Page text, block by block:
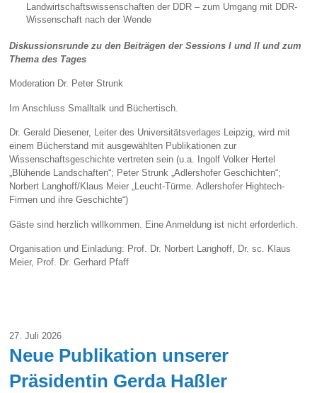
Landwirtschaftswissenschaften der DDR – zum Umgang mit DDR-
Wissenschaft nach der Wende
Diskussionsrunde zu den Beiträgen der Sessions I und II und zum
Thema des Tages
Moderation Dr. Peter Strunk
Im Anschluss Smalltalk und Büchertisch.
Dr. Gerald Diesener, Leiter des Universitätsverlages Leipzig, wird mit
einem Bücherstand mit ausgewählten Publikationen zur
Wissenschaftsgeschichte vertreten sein (u.a. Ingolf Volker Hertel
„Blühende Landschaften“; Peter Strunk „Adlershofer Geschichten“;
Norbert Langhoff/Klaus Meier „Leucht-Türme. Adlershofer Hightech-
Firmen und ihre Geschichte“)
Gäste sind herzlich willkommen. Eine Anmeldung ist nicht erforderlich.
Organisation und Einladung: Prof. Dr. Norbert Langhoff, Dr. sc. Klaus
Meier, Prof. Dr. Gerhard Pfaff
27. Juli 2026
Neue Publikation unserer
Präsidentin Gerda Haßler